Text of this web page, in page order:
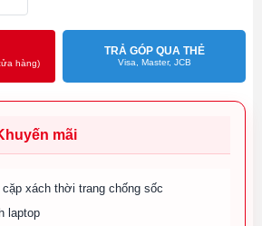
hàng)
TRẢ GÓP QUA THẺ
Visa, Master, JCB
mãi
cặp xách thời trang chống sốc
laptop